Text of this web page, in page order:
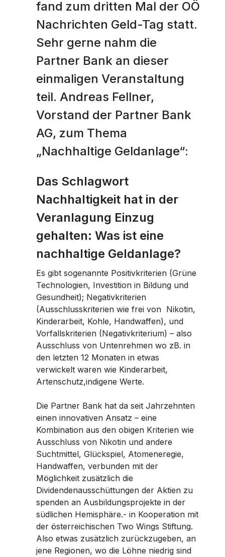
Workshops Frauen und Finanzen
Finanzpodcast für Frauen: Wirklich reich
Finanzberatung für Frauen
Planting Hope Project
Frauen & Finanzen Workshops
Fund for Education (FFE)
Karriere
Die Partner Bank als Arbeitgeber
Ablauf des Bewerbungsprozesses
Offene Stellen
Workshops Frauen und Finanzen
Finanzpodcast für Frauen: Wirklich reich
Finanzberatung für Frauen
Planting Hope Project
Frauen & Finanzen Workshops
Fund for Education (FFE)
Karriere
Die Partner Bank als Arbeitgeber
Benefits
Ablauf des Bewerbungsprozesses
Offene Stellen
Facebook
Whatsapp
Telegram
fand zum dritten Mal der OÖ
Nachrichten Geld-Tag statt.
Sehr gerne nahm die
Partner Bank an dieser
einmaligen Veranstaltung
teil. Andreas Fellner,
Vorstand der Partner Bank
AG, zum Thema
„Nachhaltige Geldanlage“:
Das Schlagwort
Nachhaltigkeit hat in der
Veranlagung Einzug
gehalten: Was ist eine
nachhaltige Geldanlage?
Es gibt sogenannte Positivkriterien (Grüne
Technologien, Investition in Bildung und
Gesundheit); Negativkriterien
(Ausschlusskriterien wie frei von Nikotin,
Kinderarbeit, Kohle, Handwaffen), und
Vorfallskriterien (Negativkriterium) – also
Ausschluss von Untenrehmen wo zB. in
den letzten 12 Monaten in etwas
verwickelt waren wie Kinderarbeit,
Artenschutz,indigene Werte.
Die Partner Bank hat da seit Jahrzehnten
einen innovativen Ansatz – eine
Kombination aus den obigen Kriterien wie
Ausschluss von Nikotin und andere
Suchtmittel, Glückspiel, Atomeneregie,
Handwaffen, verbunden mit der
Möglichkeit zusätzlich die
Dividendenausschüttungen der Aktien zu
spenden an Ausbildungsprojekte in der
südlichen Hemisphäre.- in Kooperation mit
der österreichischen Two Wings Stiftung.
Also etwas zusätzlich zurückzugeben, an
jene Regionen, wo die Löhne niedrig sind